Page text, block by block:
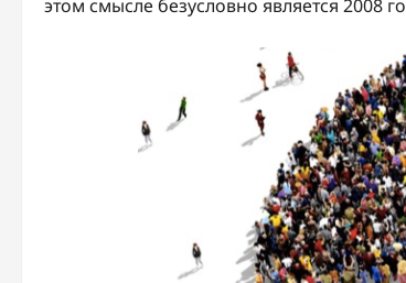
этом смысле безусловно является 2008